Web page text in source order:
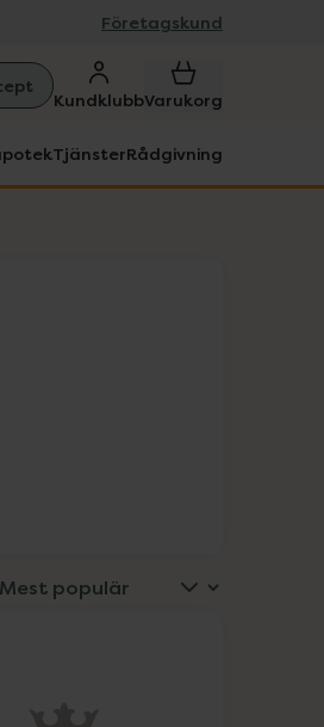
Företagskund
KundklubbVarukorg
TjänsterRådgivning